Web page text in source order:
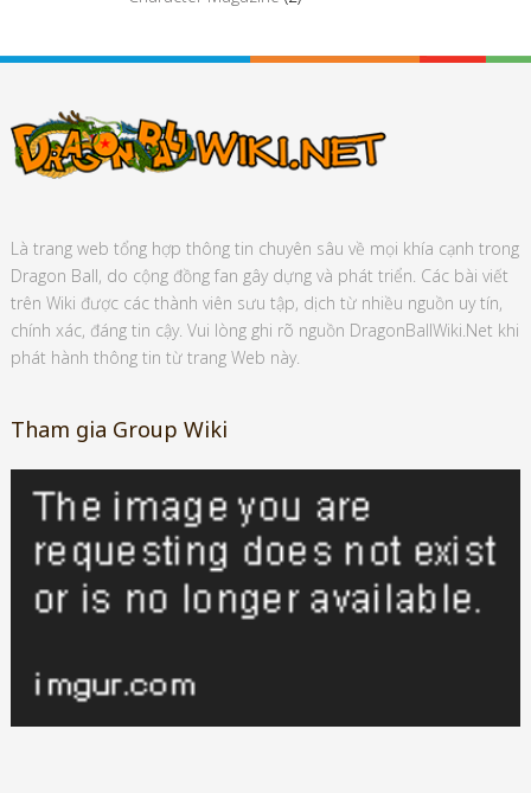
Là trang web tổng hợp thông tin chuyên sâu về mọi khía cạnh trong
Dragon Ball, do cộng đồng fan gây dựng và phát triển. Các bài viết
trên Wiki được các thành viên sưu tập, dịch từ nhiều nguồn uy tín,
chính xác, đáng tin cậy. Vui lòng ghi rõ nguồn DragonBallWiki.Net khi
phát hành thông tin từ trang Web này.
Tham gia Group Wiki